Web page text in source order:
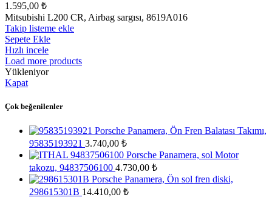
1.595,00 ₺
Mitsubishi L200 CR, Airbag sargısı, 8619A016
Takip listeme ekle
Sepete Ekle
Hızlı incele
Load more products
Yükleniyor
Kapat
Çok beğenilenler
Porsche Panamera, Ön Fren Balatası Takımı,
95835193921 3.740,00 ₺
Porsche Panamera, sol Motor
takozu, 94837506100 4.730,00 ₺
Porsche Panamera, Ön sol fren diski,
298615301B 14.410,00 ₺